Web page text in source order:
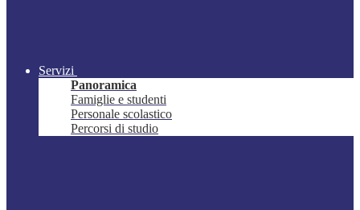
Servizi
Panoramica
Famiglie e studenti
Personale scolastico
Percorsi di studio